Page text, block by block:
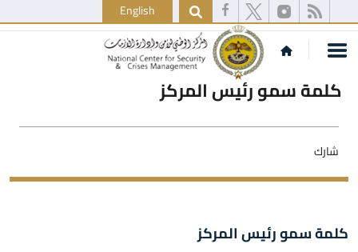
English
كلمة سمو رئيس المركز
شارك
كلمة سمو رئيس المركز